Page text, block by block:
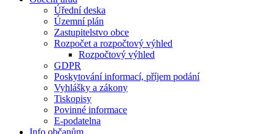
Úřední deska
Územní plán
Zastupitelstvo obce
Rozpočet a rozpočtový výhled
Rozpočtový výhled
GDPR
Poskytování informací, příjem podání
Vyhlášky a zákony
Tiskopisy
Povinné informace
E-podatelna
Info občanům